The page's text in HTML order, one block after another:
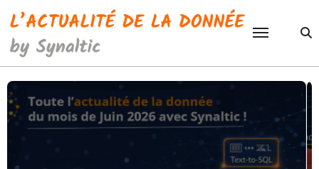
au
contenu